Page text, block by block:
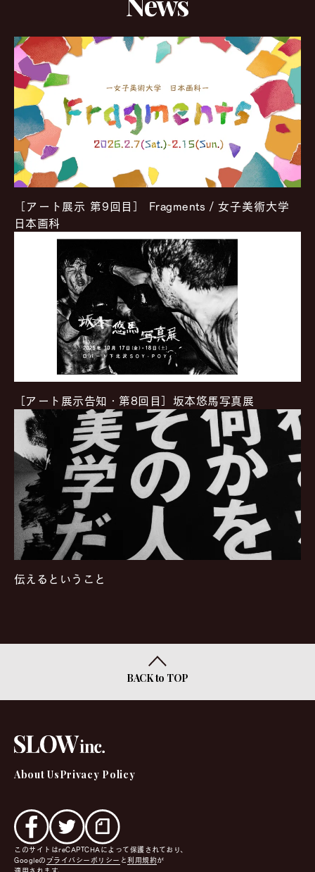
［アート展示 第9回目］ Fragments / 女子美術大学
日本画科
​​［アート展示告知・第8回目］坂本悠馬写真展
伝えるということ
BACK to TOP
About UsPrivacy Policy
このサイトはreCAPTCHAによって保護されており、
Googleの プライバシーポリシー と 利用規約 が
適用されます。